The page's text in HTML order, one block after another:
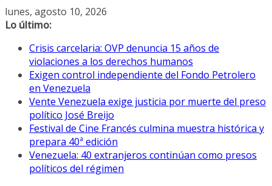
Saltar
al
lunes, agosto 10, 2026
Lo último:
Crisis carcelaria: OVP denuncia 15 años de
violaciones a los derechos humanos
Exigen control independiente del Fondo Petrolero
en Venezuela
Vente Venezuela exige justicia por muerte del preso
político José Breijo
Festival de Cine Francés culmina muestra histórica y
prepara 40ª edición
Venezuela: 40 extranjeros continúan como presos
políticos del régimen